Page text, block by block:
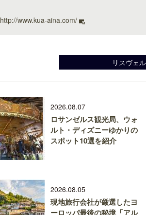
http://www.kua-aina.com/
リスヴェ
2026.08.07
ロサンゼルス観光局、ウォ
ルト・ディズニーゆかりの
スポット10選を紹介
2026.08.05
現地旅行会社が厳選したヨ
ーロッパ最後の秘境「アル